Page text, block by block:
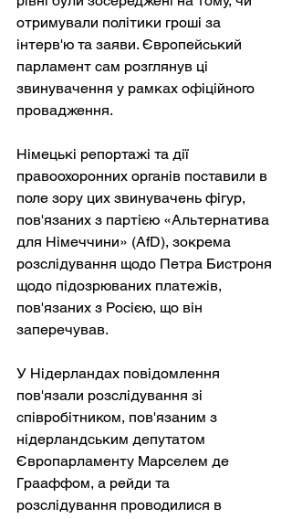
отримували політики гроші за
інтерв'ю та заяви. Європейський
парламент сам розглянув ці
звинувачення у рамках офіційного
провадження.
Німецькі репортажі та дії
правоохоронних органів поставили в
поле зору цих звинувачень фігур,
пов'язаних з партією «Альтернатива
для Німеччини» (AfD), зокрема
розслідування щодо Петра Бистроня
щодо підозрюваних платежів,
пов'язаних з Росією, що він
заперечував.
У Нідерландах повідомлення
пов'язали розслідування зі
співробітником, пов'язаним з
нідерландським депутатом
Європарламенту Марселем де
Грааффом, а рейди та
розслідування проводилися в